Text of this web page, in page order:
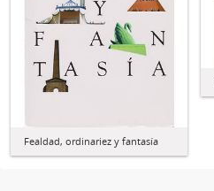
Fealdad, ordinariez y fantasía